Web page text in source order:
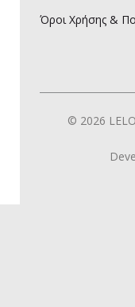
Όροι Χρήσης &
© 2026